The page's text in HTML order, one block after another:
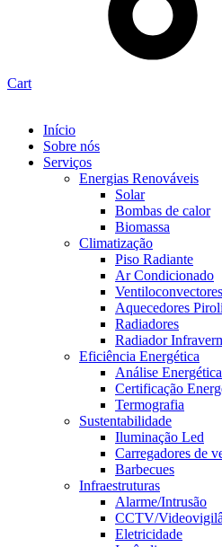
Cart
Início
Sobre nós
Serviços
Energias Renováveis
Solar
Bombas de calor
Biomassa
Climatização
Piso Radiante
Ar Condicionado
Ventiloconvectores
Aquecedores
Radiadores
Radiador
Eficiência Energética
Análise Energética
Certificação
Termografia
Sustentabilidade
Iluminação Led
Carregadores de
Barbecues
Infraestruturas
Alarme/Intrusão
CCTV/
Eletricidade